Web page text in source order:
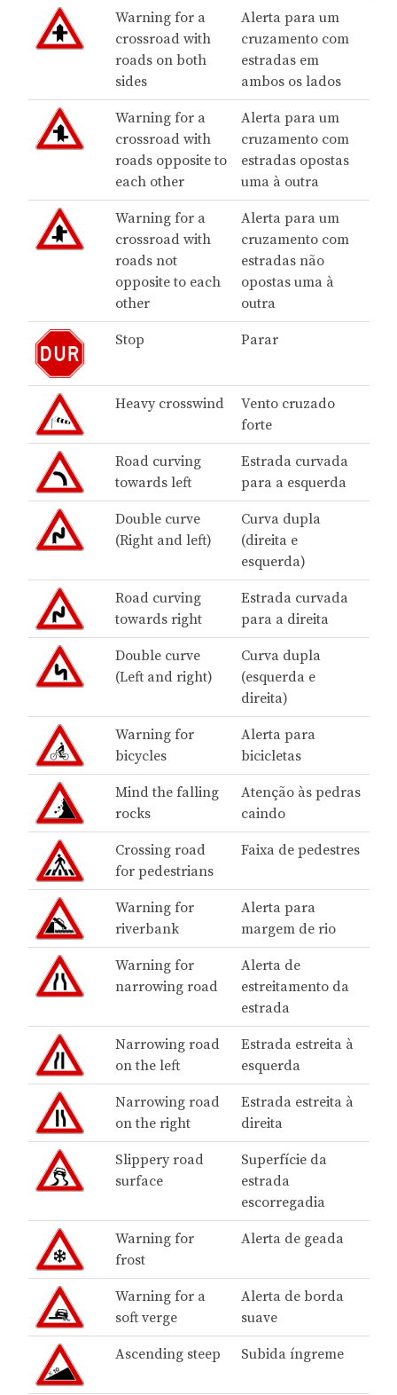
Warning for a
crossroad with
roads on both
sides
Alerta para um
cruzamento com
estradas em
ambos os lados
Warning for a
crossroad with
roads opposite to
each other
Alerta para um
cruzamento com
estradas opostas
uma à outra
Warning for a
crossroad with
roads not
opposite to each
other
Alerta para um
cruzamento com
estradas não
opostas uma à
outra
Stop Parar
Heavy crosswind
Vento cruzado
forte
Road curving
towards left
Estrada curvada
para a esquerda
Double curve
(Right and left)
Curva dupla
(direita e
esquerda)
Road curving
towards right
Estrada curvada
para a direita
Double curve
(Left and right)
Curva dupla
(esquerda e
direita)
Warning for
bicycles
Alerta para
bicicletas
Mind the falling
rocks
Atenção às pedras
caindo
Crossing road
for pedestrians
Faixa de pedestres
Warning for
riverbank
Alerta para
margem de rio
Warning for
narrowing road
Alerta de
estreitamento da
estrada
Narrowing road
on the left
Estrada estreita à
esquerda
Narrowing road
on the right
Estrada estreita à
direita
Slippery road
surface
Superfície da
estrada
escorregadia
Warning for
frost
Alerta de geada
Warning for a
soft verge
Alerta de borda
suave
Ascending steep Subida íngreme